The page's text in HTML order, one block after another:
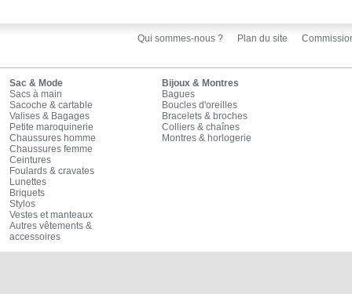
Qui sommes-nous ? Plan du site
Sac & Mode
Sacs à main
Sacoche & cartable
Valises & Bagages
Petite maroquinerie
Chaussures homme
Chaussures femme
Ceintures
Foulards & cravates
Lunettes
Briquets
Stylos
Vestes et manteaux
Autres vêtements &
accessoires
Bijoux & Montres
Bagues
Boucles d'oreilles
Bracelets & broches
Colliers & chaînes
Montres & horlogerie